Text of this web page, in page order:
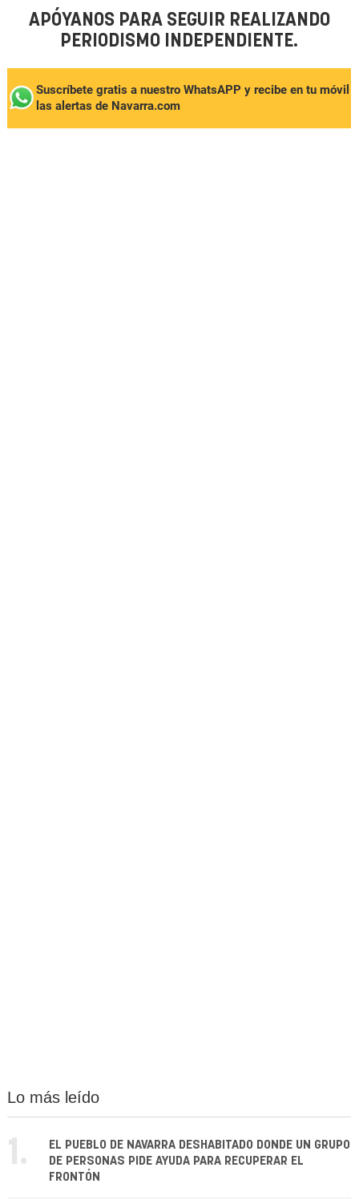
APÓYANOS PARA SEGUIR REALIZANDO
PERIODISMO INDEPENDIENTE.
Suscríbete gratis a nuestro WhatsAPP y recibe en tu móvil
las alertas de Navarra.com
Lo más leído
1.
EL PUEBLO DE NAVARRA DESHABITADO DONDE UN GRUPO
DE PERSONAS PIDE AYUDA PARA RECUPERAR EL
FRONTÓN